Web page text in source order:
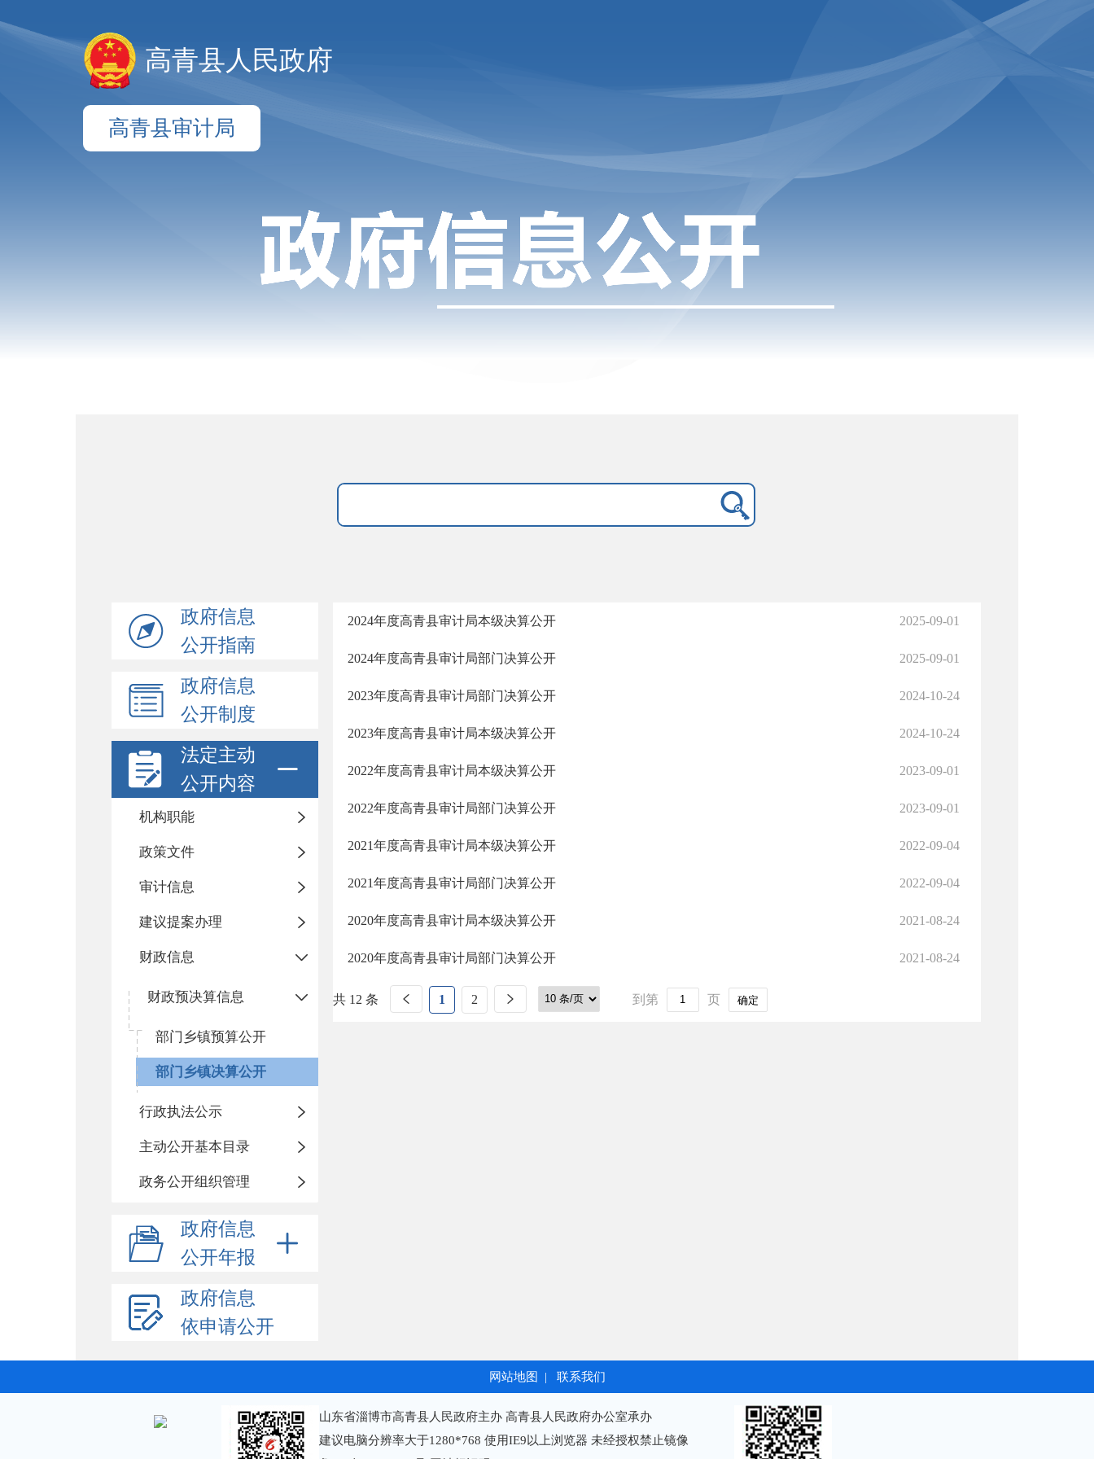
高青县人民政府
高青县审计局
政府信息
公开指南
政府信息
公开制度
法定主动
公开内容
机构职能
政策文件
审计信息
建议提案办理
财政信息
财政预决算信息
部门乡镇预算公开
部门乡镇决算公开
行政执法公示
主动公开基本目录
政务公开组织管理
政府信息
公开年报
政府信息
依申请公开
2024年度高青县审计局本级决算公开 2025-09-01
2024年度高青县审计局部门决算公开 2025-09-01
2023年度高青县审计局部门决算公开 2024-10-24
2023年度高青县审计局本级决算公开 2024-10-24
2022年度高青县审计局本级决算公开 2023-09-01
2022年度高青县审计局部门决算公开 2023-09-01
2021年度高青县审计局本级决算公开 2022-09-04
2021年度高青县审计局部门决算公开 2022-09-04
2020年度高青县审计局本级决算公开 2021-08-24
2020年度高青县审计局部门决算公开 2021-08-24
共 12 条 1 2 到第 页 确定
网站地图 | 联系我们
山东省淄博市高青县人民政府主办 高青县人民政府办公室承办
建议电脑分辨率大于1280*768 使用IE9以上浏览器 未经授权禁止镜像